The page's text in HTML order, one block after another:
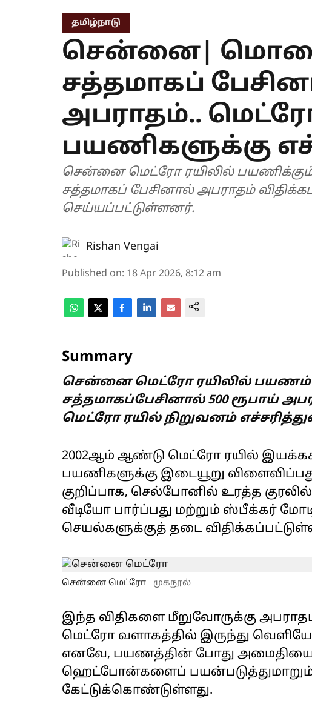
தமிழ்நாடு
சென்னை|
சத்தமாகப்
அபராதம்..
பயணிகளுக்கு
சென்னை மெட்ரோ ரயிலில்
சத்தமாகப் பேசினால் அபராதம்
செய்யப்பட்டுள்ளனர்.
Rishan Vengai
Published on: 18 Apr 2026, 8:12 am
Summary
சென்னை மெட்ரோ ரயிலில் பயணம்
சத்தமாகப்பேசினால் 500 ரூபாய்
மெட்ரோ ரயில் நிறுவனம்
2002ஆம் ஆண்டு மெட்ரோ ரயில்
பயணிகளுக்கு இடையூறு
குறிப்பாக, செல்போனில் உரத்த
வீடியோ பார்ப்பது மற்றும் ஸ்பீக்கர்
செயல்களுக்குத் தடை
சென்னை மெட்ரோ முகநூல்
இந்த விதிகளை மீறுவோருக்கு
மெட்ரோ வளாகத்தில் இருந்து
எனவே, பயணத்தின் போது அமைதியைக்
ஹெட்போன்களைப் பயன்படுத்துமாறும்
கேட்டுக்கொண்டுள்ளது.